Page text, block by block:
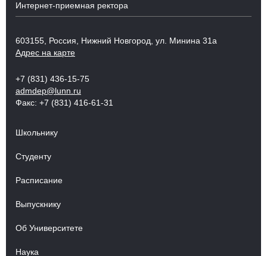
Интернет-приемная ректора
603155, Россия, Нижний Новгород, ул. Минина 31а
Адрес на карте
+7 (831) 436-15-75
admdep@lunn.ru
Факс: +7 (831) 416-61-31
Школьнику
Студенту
Расписание
Выпускнику
Об Университете
Наука